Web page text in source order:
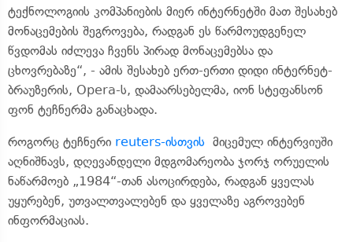
ტექნოლოგიის კომპანიების მიერ ინტერნეტში მათ შესახებ
მონაცემების შეგროვება, რადგან ეს წარმოუდგენელ
წვდომას იძლევა ჩვენს პირად მონაცემებსა და
ცხოვრებაზე“, - ამის შესახებ ერთ-ერთი დიდი ინტერნეტ-
ბრაუზერის, Opera-ს, დამაარსებელმა, იონ სტეფანსონ
ფონ ტეჩნერმა განაცხადა.
როგორც ტეჩნერი reuters-ისთვის მიცემულ ინტერვიუში
აღნიშნავს, დღევანდელი მდგომარეობა ჯორჯ ორუელის
ნაწარმოებ „1984“-თან ასოცირდება, რადგან ყველას
უყურებენ, უთვალთვალებენ და ყველაზე აგროვებენ
ინფორმაციას.